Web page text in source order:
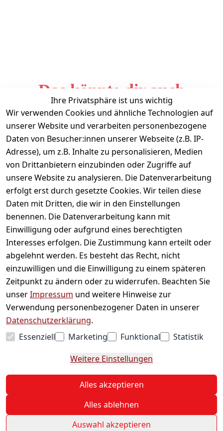
Das könnte dir auch
gefallen
Ihre Privatsphäre ist uns wichtig
Wir verwenden Cookies und ähnliche Technologien auf
unserer Website und verarbeiten personenbezogene
Daten von Besucher:innen unserer Webseite (z.B. IP-
Adresse), um z.B. Inhalte zu personalisieren, Medien
von Drittanbietern einzubinden oder Zugriffe auf
unsere Website zu analysieren. Die Datenverarbeitung
erfolgt erst durch gesetzte Cookies. Wir teilen diese
Daten mit Dritten, die wir in den Einstellungen
benennen. Die Datenverarbeitung kann mit
Einwilligung oder aufgrund eines berechtigten
Interesses erfolgen. Die Zustimmung kann erteilt oder
abgelehnt werden. Es besteht das Recht, nicht
einzuwilligen und die Einwilligung zu einem späteren
Zeitpunkt zu ändern oder zu widerrufen. Beachten Sie
unserImpressum und weitere Hinweise zur
Verwendung personenbezogener Daten in unserer
Datenschutzerklärung.
Essenziell
Marketing Funktional
Statistik
Weitere Einstellungen
Alles akzeptieren
Alles ablehnen
Auswahl akzeptieren
Informationen
Mein Konto
Vertrag widerrufen
Unternehmen
Zahlarten
© 2026 Sweets Online